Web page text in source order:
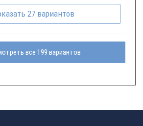
27 вариантов
все 199 вариантов